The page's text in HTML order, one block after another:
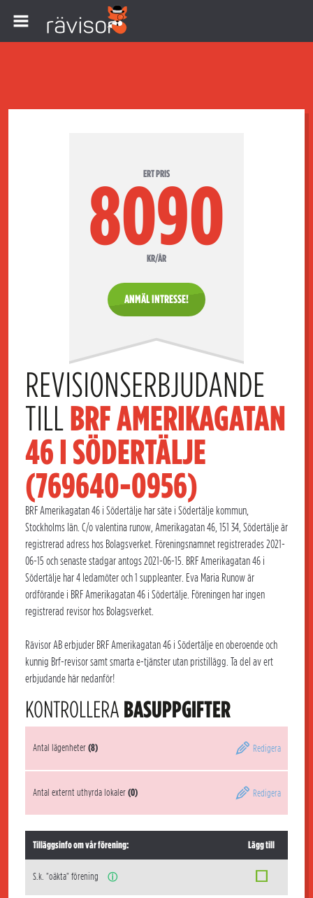
ERT PRIS
8090
KR/ÅR
ANMÄL INTRESSE!
REVISIONSERBJUDANDE
TILL BRF AMERIKAGATAN
46 I SÖDERTÄLJE
(769640-0956)
BRF Amerikagatan 46 i Södertälje har säte i Södertälje kommun,
Stockholms län. C/o valentina runow, Amerikagatan 46, 151 34, Södertälje är
registrerad adress hos Bolagsverket. Föreningsnamnet registrerades 2021-
06-15 och senaste stadgar antogs 2021-06-15. BRF Amerikagatan 46 i
Södertälje har 4 ledamöter och 1 suppleanter. Eva Maria Runow är
ordförande i BRF Amerikagatan 46 i Södertälje. Föreningen har ingen
registrerad revisor hos Bolagsverket.
Rävisor AB erbjuder BRF Amerikagatan 46 i Södertälje en oberoende och
kunnig Brf-revisor samt smarta e-tjänster utan pristillägg. Ta del av ert
erbjudande här nedanför!
KONTROLLERA BASUPPGIFTER
Antal lägenheter(8) Redigera
Antal externt uthyrda lokaler(0) Redigera
Tilläggsinfo om vår förening: Lägg till
S.k. "oäkta" förening ⓘ